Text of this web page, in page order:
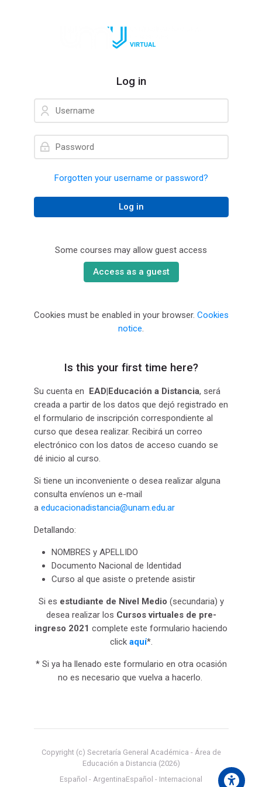
Log in
Username
Password
Forgotten your username or password?
Log in
Some courses may allow guest access
Access as a guest
Cookies must be enabled in your browser. Cookies
notice.
Is this your first time here?
Su cuenta en EAD|Educación a Distancia, será
creada a partir de los datos que dejó registrado en
el formulario de inscripción correspondiente al
curso que desea realizar. Recibirá un correo
electrónico con los datos de acceso cuando se
dé inicio al curso.
Si tiene un inconveniente o desea realizar alguna
consulta envíenos un e-mail
a educacionadistancia@unam.edu.ar
Detallando:
NOMBRES y APELLIDO
Documento Nacional de Identidad
Curso al que asiste o pretende asistir
Si es estudiante de Nivel Medio (secundaria) y
desea realizar los Cursos virtuales de pre-
ingreso 2021 complete este formulario haciendo
click aquí*.
* Si ya ha llenado este formulario en otra ocasión
no es necesario que vuelva a hacerlo.
Copyright (c) Secretaría General Académica - Área de
Educación a Distancia (2026)
Español - ArgentinaEspañol - Internacional